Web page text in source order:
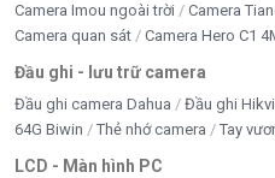
Camera Imou ngoài trời
Camera
Camera quan sát
Camera Hero C1
Đầu ghi - lưu trữ camera
Đầu ghi camera Dahua Đầu ghi
64G Biwin
Thẻ nhớ camera Tay
LCD - Màn hình PC